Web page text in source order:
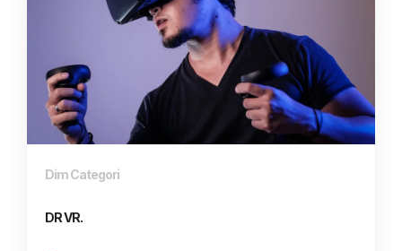
Dim Categori
DR VR.